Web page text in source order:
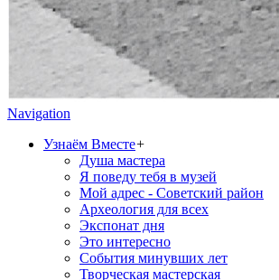
Navigation
Узнаём Вместе+
Душа мастера
Я поведу тебя в музей
Мой адрес - Советский район
Археология для всех
Экспонат дня
Это интересно
События минувших лет
Творческая мастерская